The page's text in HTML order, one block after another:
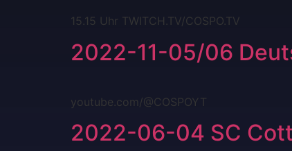
15.15 Uhr TWITCH.TV/COSPO.TV
2022-11-05/06
youtube.com/@COSPOYT
2022-06-04 SC